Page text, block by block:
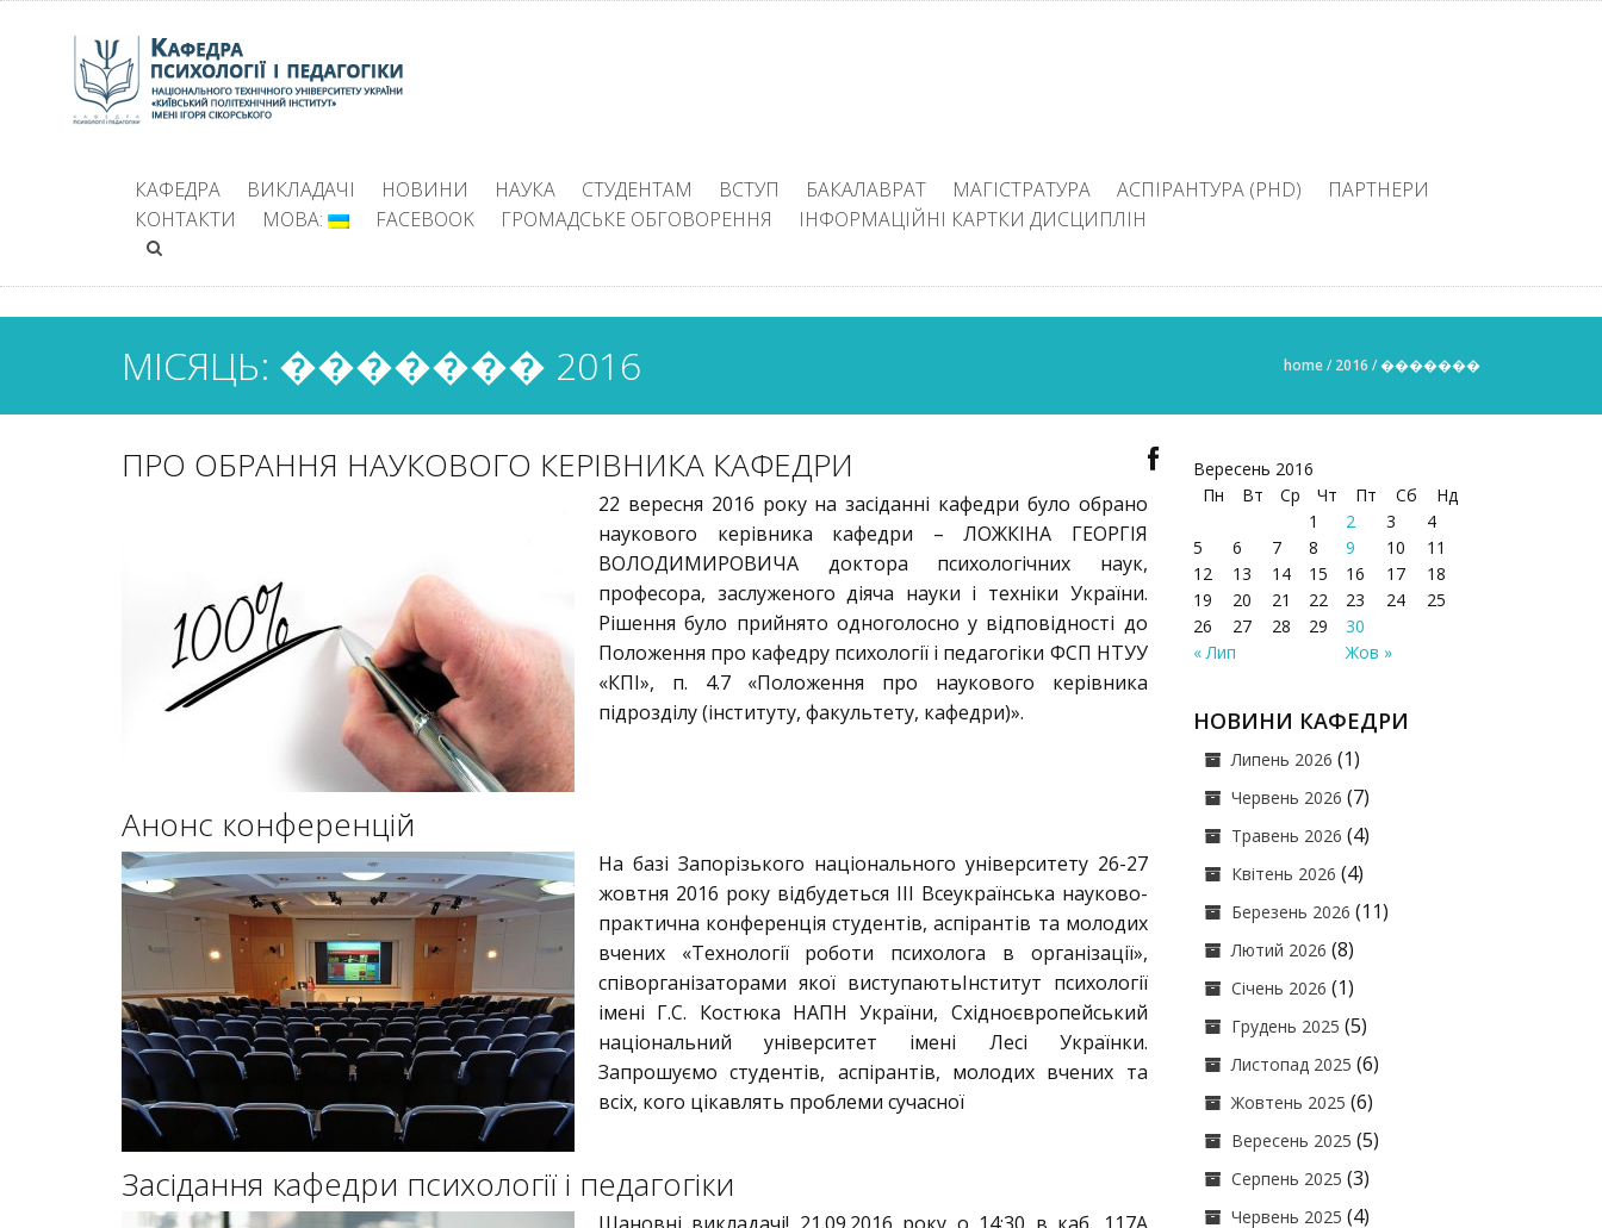
КАФЕДРА ВИКЛАДАЧІ НОВИНИ НАУКА СТУДЕНТАМ ВСТУП БАКАЛАВРАТ МАГІСТРАТУРА АСПІРАНТУРА (PHD)
ПАРТНЕРИ
КОНТАКТИ
МОВА: FACEBOOK ГРОМАДСЬКЕ ОБГОВОРЕННЯ ІНФОРМАЦІЙНІ КАРТКИ ДИСЦИПЛІН
МІСЯЦЬ: ������� 2016 home/ 2016 /�������
ПРО ОБРАННЯ НАУКОВОГО КЕРІВНИКА КАФЕДРИ
22 вересня 2016 року на засіданні кафедри було обрано
наукового керівника кафедри – ЛОЖКІНА ГЕОРГІЯ
ВОЛОДИМИРОВИЧА доктора психологічних наук,
професора, заслуженого діяча науки і техніки України.
Рішення було прийнято одноголосно у відповідності до
Положення про кафедру психології і педагогіки ФСП НТУУ
«КПІ», п. 4.7 «Положення про наукового керівника
підрозділу (інституту, факультету, кафедри)».
Анонс конференцій
На базі Запорізького національного університету 26-27
жовтня 2016 року відбудеться ІІІ Всеукраїнська науково-
практична конференція студентів, аспірантів та молодих
вчених «Технології роботи психолога в організації»,
співорганізаторами якої виступаютьІнститут психології
імені Г.С. Костюка НАПН України, Східноєвропейський
національний університет імені Лесі Українки.
Запрошуємо студентів, аспірантів, молодих вчених та
всіх, кого цікавлять проблеми сучасної
Засідання кафедри психології і педагогіки
Вересень 2016
Пн
Вт Ср Чт Пт Сб Нд
« Лип Жов »
1 2 3
4
5
6 7 8 9 10
11
12
13 14 15 16 17
18
19
20 21 22 23 24
25
26
27 28 29 30
НОВИНИ КАФЕДРИ
Липень 2026 (1)
Червень 2026 (7)
Травень 2026 (4)
Квітень 2026 (4)
Березень 2026 (11)
Лютий 2026 (8)
Січень 2026 (1)
Грудень 2025 (5)
Листопад 2025 (6)
Жовтень 2025 (6)
Вересень 2025 (5)
Серпень 2025 (3)
Червень 2025 (4)